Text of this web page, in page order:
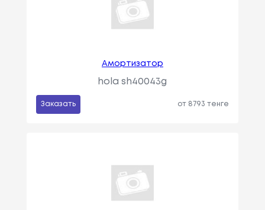
Амортизатор
hola sh40043g
Заказать от 8793 тенге